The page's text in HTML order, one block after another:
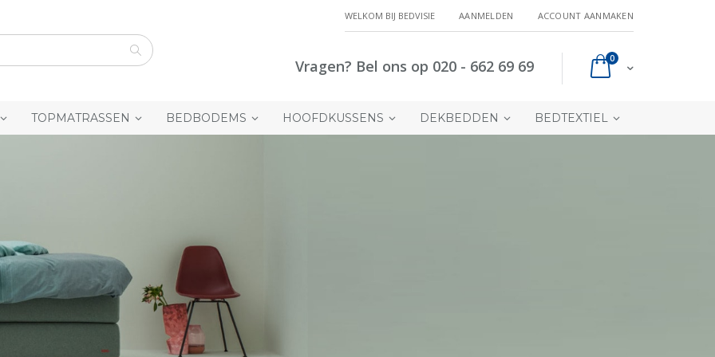
WELKOM BIJ BEDVISIE AANMELDEN ACCOUNT AANMAKEN
Cart
0producten
Vragen? Bel ons op 020 - 662 69 69
TOPMATRASSEN BEDBODEMS HOOFDKUSSENS DEKBEDDEN BEDTEXTIEL